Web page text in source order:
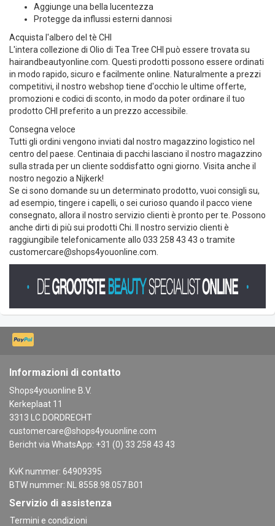
Aggiunge una bella lucentezza
Protegge da influssi esterni dannosi
Acquista l'albero del tè CHI
L'intera collezione di Olio di Tea Tree CHI può essere trovata su
hairandbeautyonline.com. Questi prodotti possono essere ordinati
in modo rapido, sicuro e facilmente online. Naturalmente a prezzi
competitivi, il nostro webshop tiene d'occhio le ultime offerte,
promozioni e codici di sconto, in modo da poter ordinare il tuo
prodotto CHI preferito a un prezzo accessibile.
Consegna veloce
Tutti gli ordini vengono inviati dal nostro magazzino logistico nel
centro del paese. Centinaia di pacchi lasciano il nostro magazzino
sulla strada per un cliente soddisfatto ogni giorno. Visita anche il
nostro negozio a Nijkerk!
Se ci sono domande su un determinato prodotto, vuoi consigli su,
ad esempio, tingere i capelli, o sei curioso quando il pacco viene
consegnato, allora il nostro servizio clienti è pronto per te. Possono
anche dirti di più sui prodotti Chi. Il nostro servizio clienti è
raggiungibile telefonicamente allo 033 258 43 43 o tramite
customercare@shops4youonline.com
Informazioni di contatto
Shops4youonline B.V.
Kerkeplaat 11
3313 LC DORDRECHT
customercare@shops4youonline.com
Bericht via WhatsApp: +31 (0) 33 258 43 43
KvK nummer: 64909395
BTW nummer: NL 8558.98.057.B01
Servizio di assistenza
Termini e condizioni